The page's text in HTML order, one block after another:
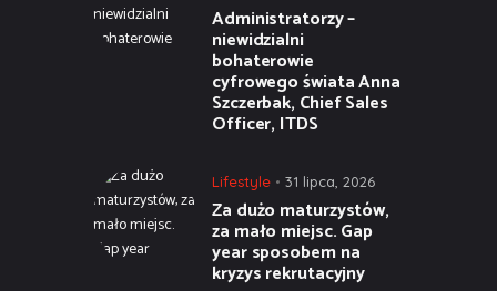
Administratorzy –
niewidzialni
bohaterowie
cyfrowego świata Anna
Szczerbak, Chief Sales
Officer, ITDS
Lifestyle 31 lipca, 2026
Za dużo maturzystów,
za mało miejsc. Gap
year sposobem na
kryzys rekrutacyjny